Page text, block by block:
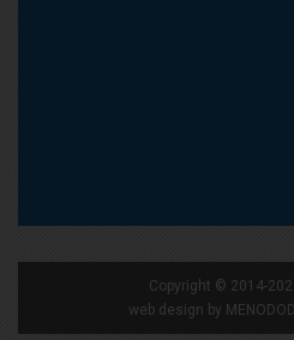
Copyright © 2014-
web design by